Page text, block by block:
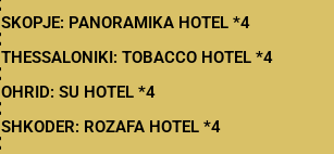
SKOPJE: PANORAMIKA HOTEL *4
THESSALONIKI: TOBACCO HOTEL *4
OHRID: SU HOTEL *4
SHKODER: ROZAFA HOTEL *4